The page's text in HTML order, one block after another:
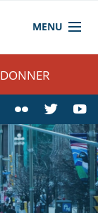
MENU
DONNER